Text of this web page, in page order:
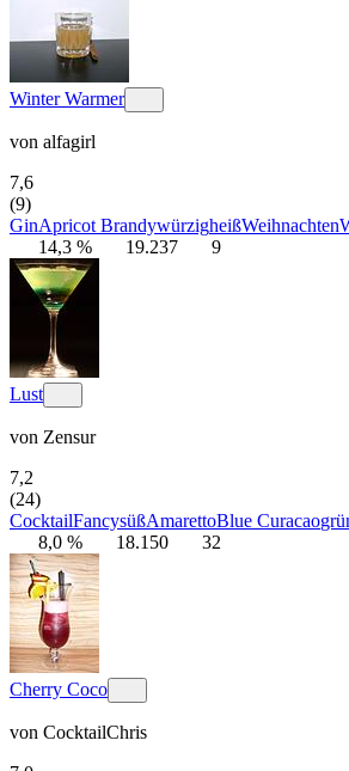
Winter Warmer
von alfagirl
7,6
(9)
GinApricot BrandywürzigheißWeihnachten
14,3 %
19.237 9
Lust
von Zensur
7,2
(24)
CocktailFancysüßAmarettoBlue Curacao
8,0 %
18.150 32
Cherry Coco
von CocktailChris